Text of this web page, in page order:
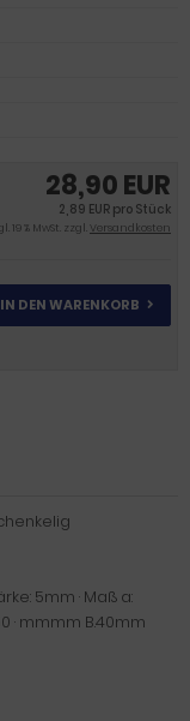
28,90 EUR
2,89 EUR pro Stück
19 % MwSt. zzgl.Versandkosten
IN DEN WARENKORB
5mm · Maß a:
· mmmm B.40mm